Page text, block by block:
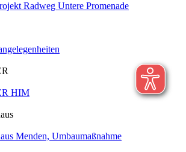
Radweg Untere Promenade
HIM
Menden, Umbaumaßnahme